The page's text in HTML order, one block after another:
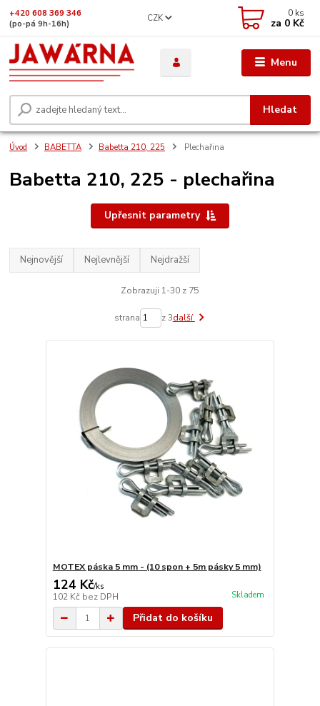
Menu
CZK
Hledat
+420 608 369 346
(po-pá 9h-16h)
0 ks
za 0 Kč
Úvod BABETTA Babetta 210, 225 Plechařina
Babetta 210, 225 - plechařina
Upřesnit parametry
Nejnovější Nejlevnější Nejdražší
Zobrazuji 1-30 z 75
strana z 3další
MOTEX páska 5 mm - (10 spon + 5m pásky 5 mm)
124 Kč/ks
102 Kč bez DPH Skladem
Přidat do košíku